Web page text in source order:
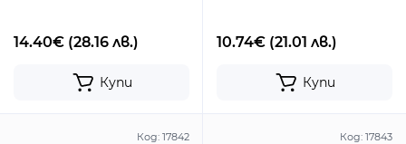
14.40€ (28.16 лв.)
Купи
10.74€ (21.01 лв.)
Купи
Код: 17842 Код: 17843